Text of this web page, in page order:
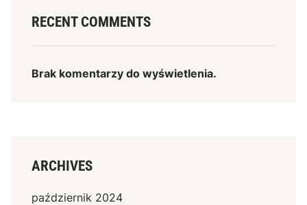
RECENT COMMENTS
Brak komentarzy do wyświetlenia.
ARCHIVES
październik 2024